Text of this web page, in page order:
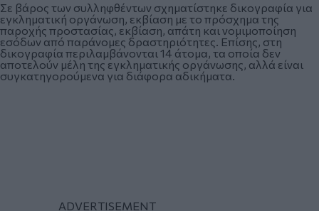
Σε βάρος των συλληφθέντων σχηματίστηκε δικογραφία για
εγκληματική οργάνωση, εκβίαση με το πρόσχημα της
παροχής προστασίας, εκβίαση, απάτη και νομιμοποίηση
εσόδων από παράνομες δραστηριότητες. Επίσης, στη
δικογραφία περιλαμβάνονται 14 άτομα, τα οποία δεν
αποτελούν μέλη της εγκληματικής οργάνωσης, αλλά είναι
συγκατηγορούμενα για διάφορα αδικήματα.